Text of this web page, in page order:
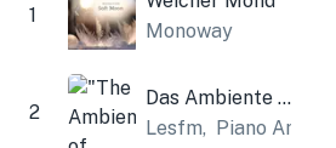
1
Monoway
2
Das Ambiente des Frühlings
Lesfm, Piano Amor